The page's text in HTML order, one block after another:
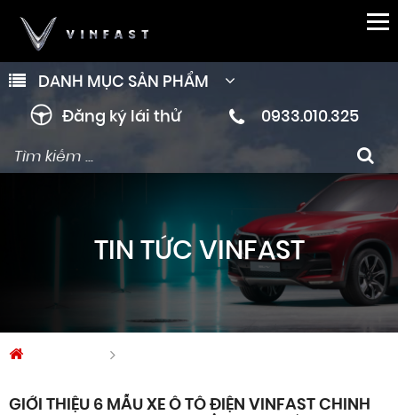
DANH MỤC SẢN PHẨM
Đăng ký lái thử 0933.010.325
TIN TỨC VINFAST
GIỚI THIỆU 6 MẪU XE Ô TÔ ĐIỆN VINFAST CHINH